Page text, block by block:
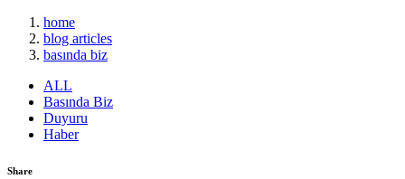
home
blog articles
basında biz
ALL
Basında Biz
Duyuru
Haber
Share